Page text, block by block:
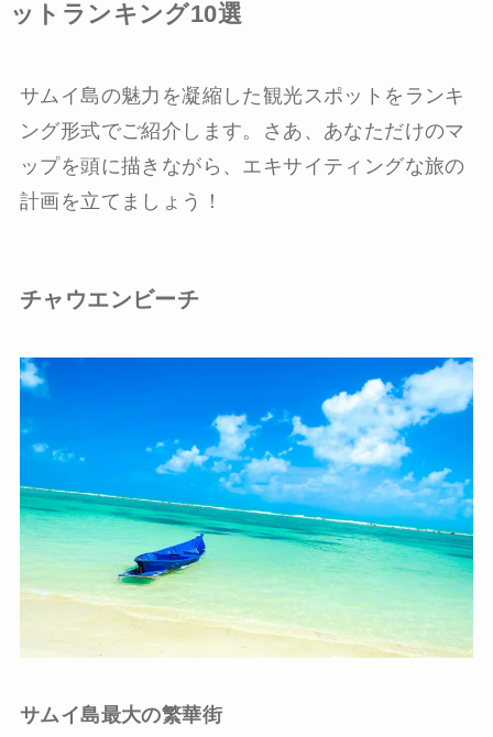
ットランキング10選
サムイ島の魅力を凝縮した観光スポットをランキ
ング形式でご紹介します。さあ、あなただけのマ
ップを頭に描きながら、エキサイティングな旅の
計画を立てましょう！
チャウエンビーチ
サムイ島最大の繁華街